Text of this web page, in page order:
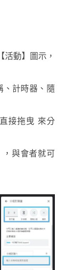
動】圖示，
、計時器、隨
接拖曳 來分
與會者就可